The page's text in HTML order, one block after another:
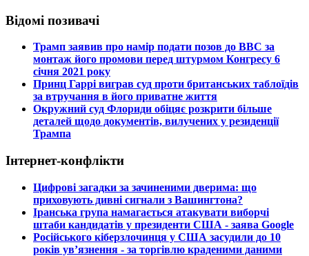
Відомі позивачі
​Трамп заявив про намір подати позов до ВВС за
монтаж його промови перед штурмом Конгресу 6
січня 2021 року
​Принц Гаррі виграв суд проти британських таблоїдів
за втручання в його приватне життя
​Окружний суд Флориди обіцяє розкрити більше
деталей щодо документів, вилучених у резиденції
Трампа
Інтернет-конфлікти
​Цифрові загадки за зачиненими дверима: що
приховують дивні сигнали з Вашингтона?
​Іранська група намагається атакувати виборчі
штаби кандидатів у президенти США - заява Google
​Російського кіберзлочинця у США засудили до 10
років ув’язнення - за торгівлю краденими даними